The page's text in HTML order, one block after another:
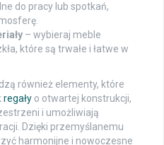
do pracy lub spotkań,
– wybieraj meble
które są trwałe i łatwe w
również elementy, które
regały o otwartej konstrukcji,
i umożliwiają
Dzięki przemyślanemu
harmonijne i nowoczesne